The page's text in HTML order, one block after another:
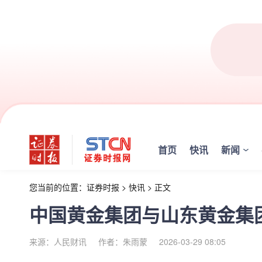
首页 快讯 新闻
您当前的位置： 证券时报 > 快讯 > 正文
中国黄金集团与山东黄金
来源：人民财讯 作者：朱雨蒙 2026-03-29 08:05